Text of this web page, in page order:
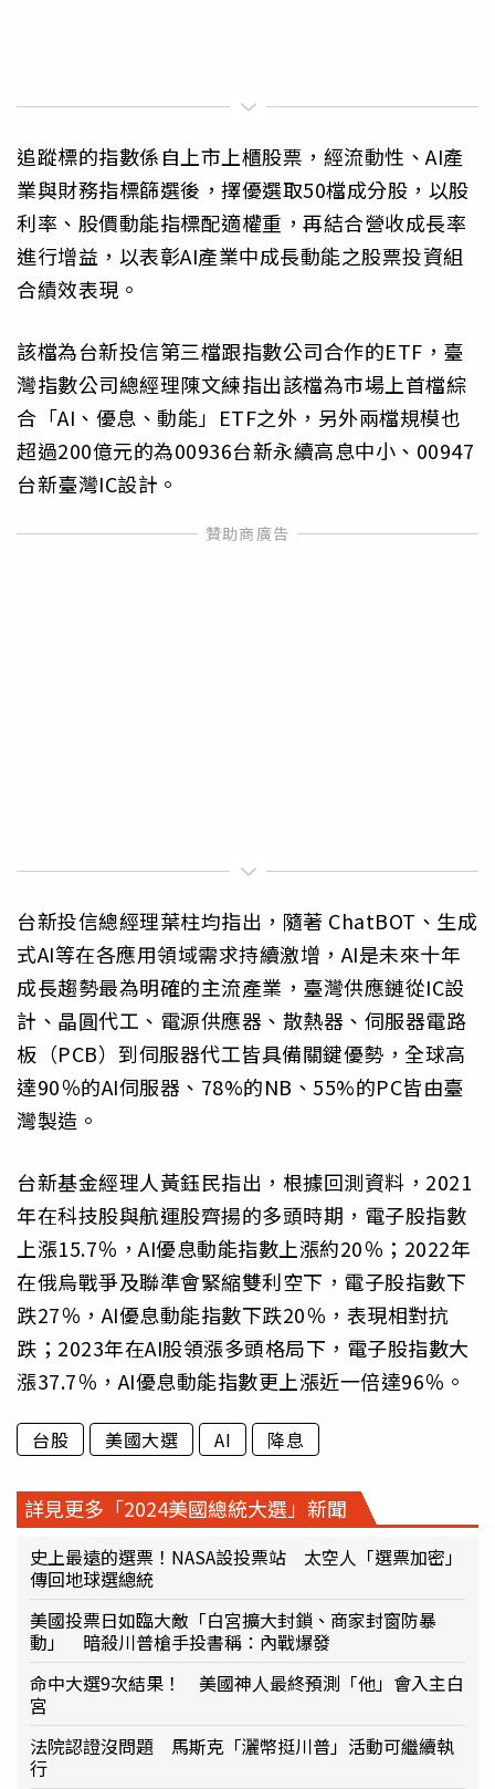
追蹤標的指數係自上市上櫃股票，經流動性、AI產
業與財務指標篩選後，擇優選取50檔成分股，以股
利率、股價動能指標配適權重，再結合營收成長率
進行增益，以表彰AI產業中成長動能之股票投資組
合績效表現。
該檔為台新投信第三檔跟指數公司合作的ETF，臺
灣指數公司總經理陳文練指出該檔為市場上首檔綜
合「AI、優息、動能」ETF之外，另外兩檔規模也
超過200億元的為00936台新永續高息中小、00947
台新臺灣IC設計。
台新投信總經理葉柱均指出，隨著 ChatBOT、生成
式AI等在各應用領域需求持續激增，AI是未來十年
成長趨勢最為明確的主流產業，臺灣供應鏈從IC設
計、晶圓代工、電源供應器、散熱器、伺服器電路
板（PCB）到伺服器代工皆具備關鍵優勢，全球高
達90％的AI伺服器、78%的NB、55%的PC皆由臺
灣製造。
台新基金經理人黃鈺民指出，根據回測資料，2021
年在科技股與航運股齊揚的多頭時期，電子股指數
上漲15.7％，AI優息動能指數上漲約20％；2022年
在俄烏戰爭及聯準會緊縮雙利空下，電子股指數下
跌27％，AI優息動能指數下跌20％，表現相對抗
跌；2023年在AI股領漲多頭格局下，電子股指數大
漲37.7％，AI優息動能指數更上漲近一倍達96％。
台股 美國大選 AI 降息
詳見更多「2024美國總統大選」新聞
史上最遠的選票！NASA設投票站 太空人「選票加密」
傳回地球選總統
美國投票日如臨大敵「白宮擴大封鎖、商家封窗防暴
動」 暗殺川普槍手投書稱：內戰爆發
命中大選9次結果！ 美國神人最終預測「他」會入主白
宮
法院認證沒問題 馬斯克「灑幣挺川普」活動可繼續執
行